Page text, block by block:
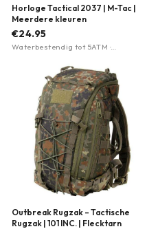
Horloge Tactical 2037 | M-Tac |
Meerdere kleuren
€24.95
Waterbestendig tot 5ATM ·
TPU-band met stalen gesp
Outbreak Rugzak – Tactische
Rugzak | 101 INC. | Flecktarn